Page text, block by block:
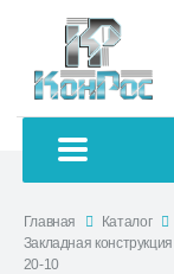
Главная Каталог
Закладная
20-10